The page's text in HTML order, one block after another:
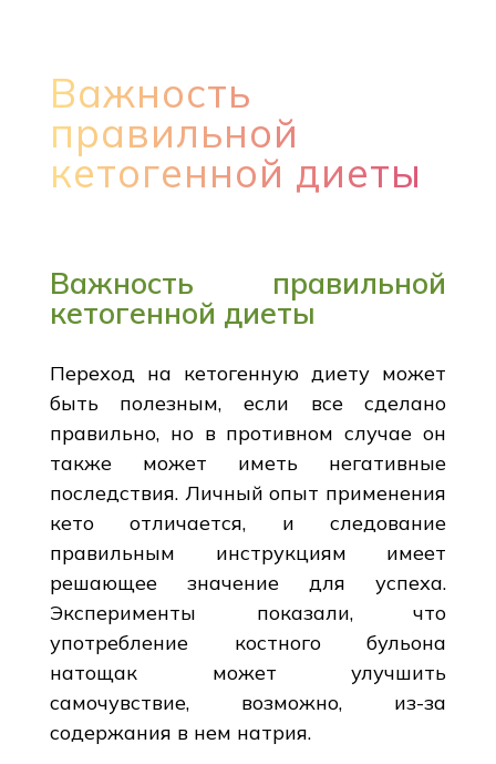
Важность
правильной
кетогенной диеты
Важность правильной
кетогенной диеты
Переход на кетогенную диету может
быть полезным, если все сделано
правильно, но в противном случае он
также может иметь негативные
последствия. Личный опыт применения
кето отличается, и следование
правильным инструкциям имеет
решающее значение для успеха.
Эксперименты показали, что
употребление костного бульона
натощак может улучшить
самочувствие, возможно, из-за
содержания в нем натрия.